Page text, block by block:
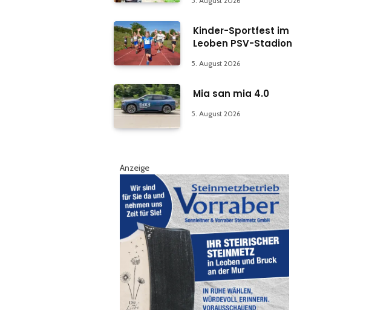
Kinder-Sportfest im
Leoben PSV-Stadion
5. August 2026
Mia san mia 4.0
5. August 2026
Anzeige